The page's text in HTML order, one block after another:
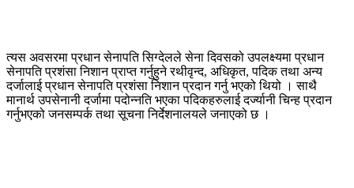
त्यस अवसरमा प्रधान सेनापति सिग्देलले सेना दिवसको उपलक्ष्यमा प्रधान
सेनापति प्रशंसा निशान प्राप्त गर्नुहुने रथीवृन्द, अधिकृत, पदिक तथा अन्य
दर्जालाई प्रधान सेनापति प्रशंसा निशान प्रदान गर्नु भएको थियो । साथै
मानार्थ उपसेनानी दर्जामा पदोन्नति भएका पदिकहरुलाई दर्ज्यानी चिन्ह प्रदान
गर्नुभएको जनसम्पर्क तथा सूचना निर्देशनालयले जनाएको छ ।